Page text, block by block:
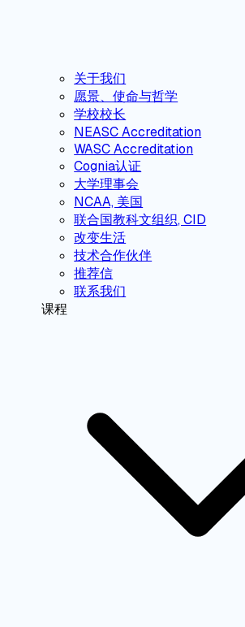
关于我们
愿景、使命与哲学
学校校长
NEASC Accreditation
WASC Accreditation
Cognia认证
大学理事会
NCAA, 美国
联合国教科文组织, CID
改变生活
技术合作伙伴
推荐信
联系我们
课程